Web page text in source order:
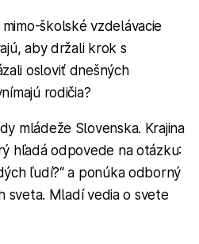
školské vzdelávacie
aby držali krok s
osloviť dnešných
rodičia?
mládeže Slovenska. Krajina
hľadá odpovede na otázku:
ľudí?“ a ponúka odborný
sveta. Mladí vedia o svete